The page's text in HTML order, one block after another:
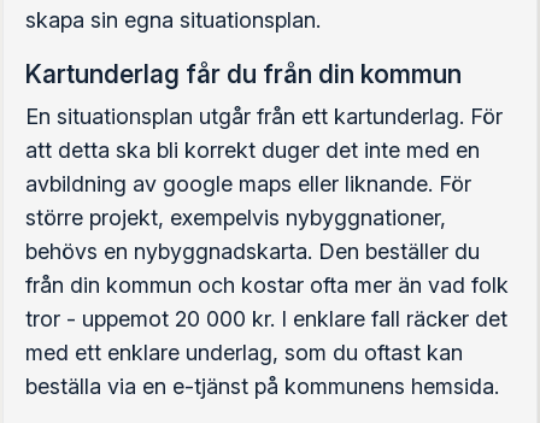
skapa sin egna situationsplan.
Kartunderlag får du från din kommun
En situationsplan utgår från ett kartunderlag. För
att detta ska bli korrekt duger det inte med en
avbildning av google maps eller liknande. För
större projekt, exempelvis nybyggnationer,
behövs en nybyggnadskarta. Den beställer du
från din kommun och kostar ofta mer än vad folk
tror - uppemot 20 000 kr. I enklare fall räcker det
med ett enklare underlag, som du oftast kan
beställa via en e-tjänst på kommunens hemsida.